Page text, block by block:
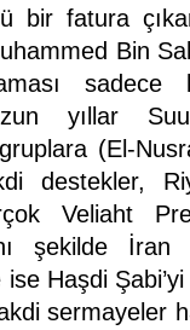
bir fatura
Bin
yıllar
(El-
destekler,
Veliaht
şekilde İran
ise Haşdi
sermayeler